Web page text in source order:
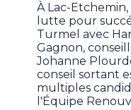
À Lac-
lutte pour
Turmel avec
Gagnon,
Johanne
conseil sortant
multiples
l'Équipe